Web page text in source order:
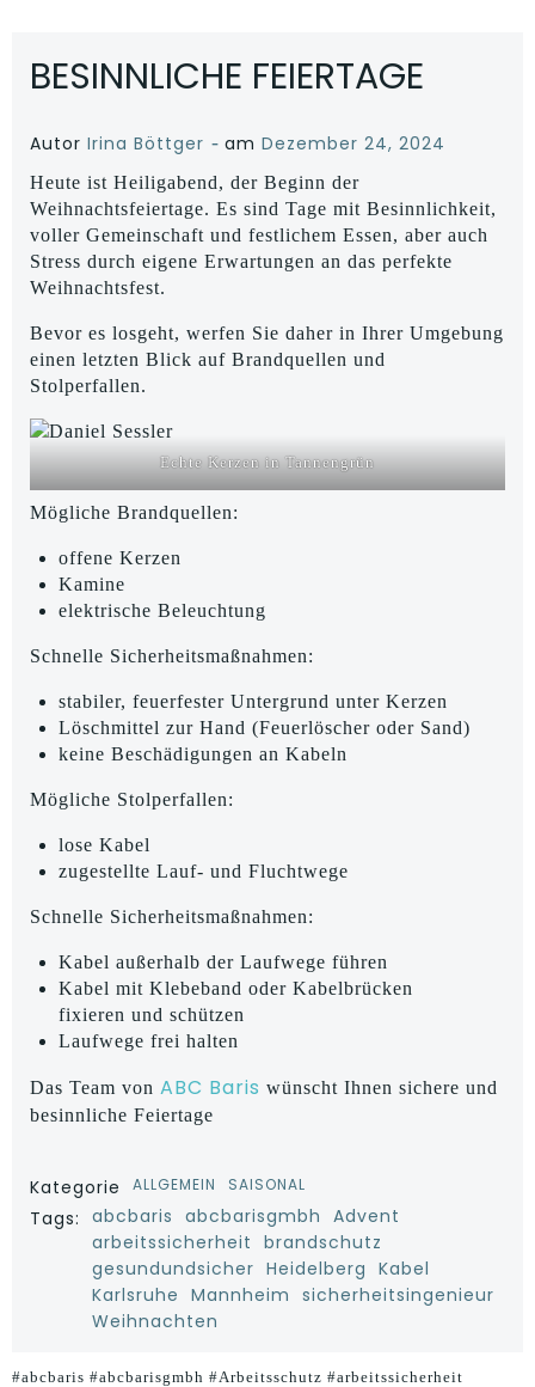
BESINNLICHE FEIERTAGE
Autor Irina Böttger - am Dezember 24, 2024
Heute ist Heiligabend, der Beginn der
Weihnachtsfeiertage. Es sind Tage mit Besinnlichkeit,
voller Gemeinschaft und festlichem Essen, aber auch
Stress durch eigene Erwartungen an das perfekte
Weihnachtsfest.
Bevor es losgeht, werfen Sie daher in Ihrer Umgebung
einen letzten Blick auf Brandquellen und
Stolperfallen.
Echte Kerzen in Tannengrün
Mögliche Brandquellen:
offene Kerzen
Kamine
elektrische Beleuchtung
Schnelle Sicherheitsmaßnahmen:
stabiler, feuerfester Untergrund unter Kerzen
Löschmittel zur Hand (Feuerlöscher oder Sand)
keine Beschädigungen an Kabeln
Mögliche Stolperfallen:
lose Kabel
zugestellte Lauf- und Fluchtwege
Schnelle Sicherheitsmaßnahmen:
Kabel außerhalb der Laufwege führen
Kabel mit Klebeband oder Kabelbrücken
fixieren und schützen
Laufwege frei halten
Das Team von ABC Baris wünscht Ihnen sichere und
besinnliche Feiertage
Kategorie ALLGEMEIN SAISONAL
Tags: abcbaris abcbarisgmbh Advent
arbeitssicherheit brandschutz
gesundundsicher Heidelberg Kabel
Karlsruhe Mannheim sicherheitsingenieur
Weihnachten
#abcbaris #abcbarisgmbh #Arbeitsschutz #arbeitssicherheit